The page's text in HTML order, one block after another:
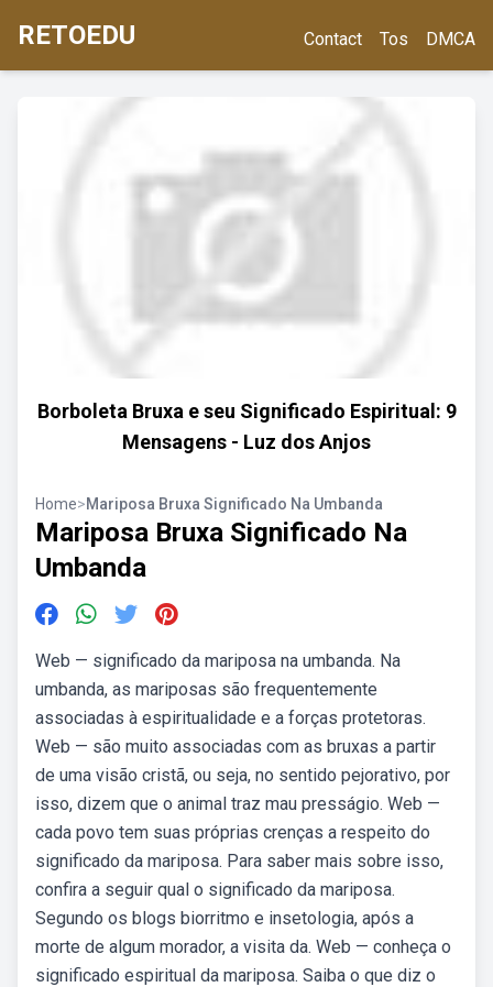
RETOEDU Contact Tos DMCA
Borboleta Bruxa e seu Significado Espiritual: 9
Mensagens - Luz dos Anjos
Home>Mariposa Bruxa Significado Na Umbanda
Mariposa Bruxa Significado Na
Umbanda
Web — significado da mariposa na umbanda. Na
umbanda, as mariposas são frequentemente
associadas à espiritualidade e a forças protetoras.
Web — são muito associadas com as bruxas a partir
de uma visão cristã, ou seja, no sentido pejorativo, por
isso, dizem que o animal traz mau presságio. Web —
cada povo tem suas próprias crenças a respeito do
significado da mariposa. Para saber mais sobre isso,
confira a seguir qual o significado da mariposa.
Segundo os blogs biorritmo e insetologia, após a
morte de algum morador, a visita da. Web — conheça o
significado espiritual da mariposa. Saiba o que diz o